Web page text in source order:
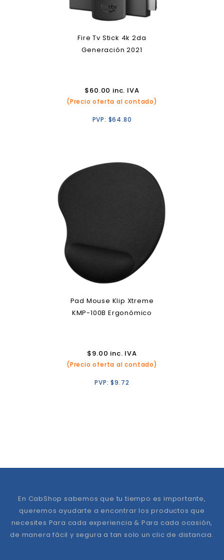
Fire Tv Stick 4k 2da
Generación 2021
$60.00 inc. IVA
(Precio oferta al contado)
PVP: $64.80
Pad Mouse Klip Xtreme
KMP-100B Ergonómico
$9.00 inc. IVA
(Precio oferta al contado)
PVP:$9.72
En CabShop sabemos que tu tiempo es importante,
queremos ayudarte a encontrar los productos que
necesites Para cada experiencia & Para cada ocasión,
de manera fácil y segura a tan solo un clic de distancia.